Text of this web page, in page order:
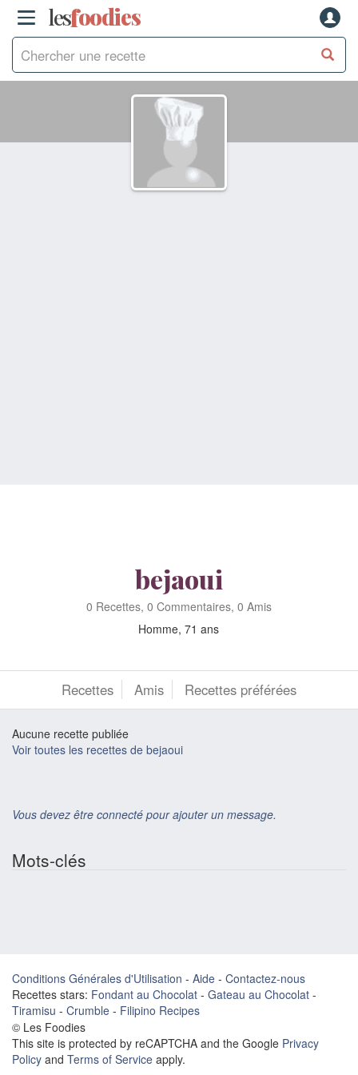
lesfoodies
bejaoui
0 Recettes, 0 Commentaires, 0 Amis
Homme, 71 ans
Recettes Amis Recettes préférées
Aucune recette publiée
Voir toutes les recettes de bejaoui
Vous devez être connecté pour ajouter un message.
Mots-clés
Conditions Générales d'Utilisation - Aide - Contactez-nous
Recettes stars: Fondant au Chocolat - Gateau au Chocolat -
Tiramisu - Crumble - Filipino Recipes
© Les Foodies
This site is protected by reCAPTCHA and the Google Privacy
Policy and Terms of Service apply.